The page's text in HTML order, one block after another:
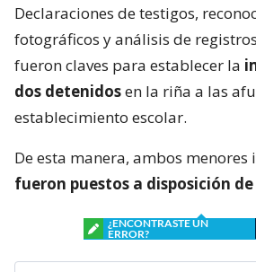
Declaraciones de testigos,
fotográficos y análisis de
fueron claves para establecer la
dos detenidosen la riña a las
establecimiento escolar.
De esta manera, ambos menores
fueron puestos a disposición
¿ENCONTRASTE UN
ERROR?